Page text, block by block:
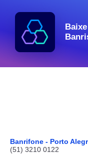
Banrifone - Porto
(51) 3210 0122